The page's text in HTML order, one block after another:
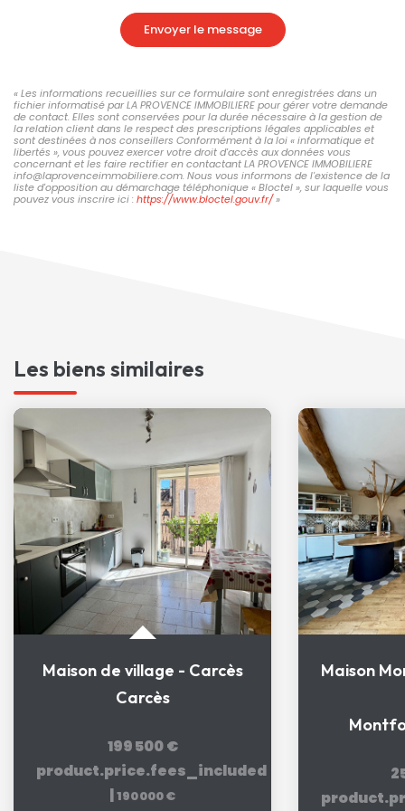
Envoyer le message
« Les informations recueillies sur ce formulaire sont enregistrées dans un
fichier informatisé par LA PROVENCE IMMOBILIERE pour gérer votre demande
de contact. Elles sont conservées pour la durée nécessaire à la gestion de
la relation client dans le respect des prescriptions légales applicables et
sont destinées à nos conseillers Conformément à la loi « informatique et
libertés », vous pouvez exercer votre droit d'accès aux données vous
concernant et les faire rectifier en contactant LA PROVENCE IMMOBILIERE
info@laprovenceimmobiliere.com. Nous vous informons de l'existence de la
liste d'opposition au démarchage téléphonique « Bloctel », sur laquelle vous
pouvez vous inscrire ici : https://www.bloctel.gouv.fr/»
Les biens similaires
Maison Montfort Sur Argens 6 pièce(s) 140 m2
250 000 €
product.price.fees_included
Exclusif